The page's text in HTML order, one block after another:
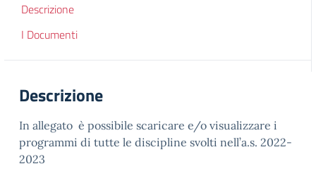
Descrizione
I Documenti
Descrizione
In allegato è possibile scaricare e/o visualizzare i
programmi di tutte le discipline svolti nell’a.s. 2022-
2023